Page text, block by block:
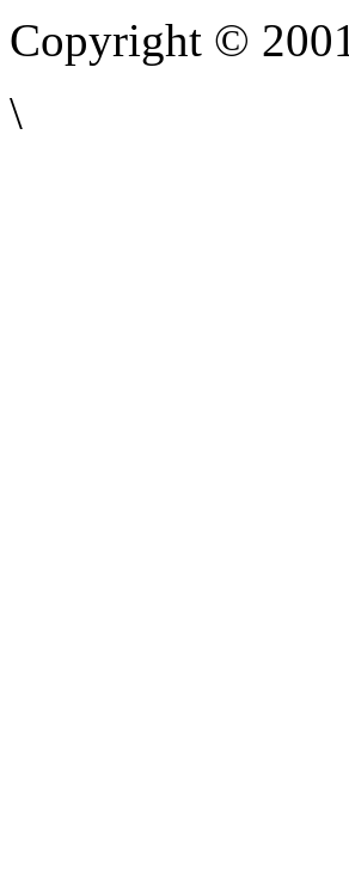
Copyright ©
\